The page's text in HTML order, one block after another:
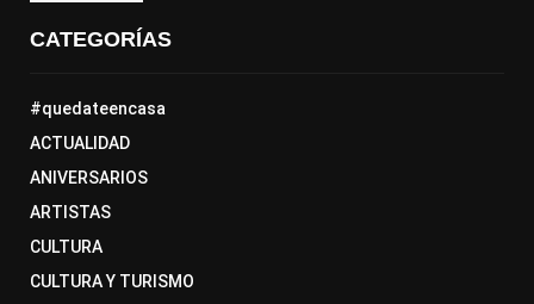
CATEGORÍAS
#quedateencasa
ACTUALIDAD
ANIVERSARIOS
ARTISTAS
CULTURA
CULTURA Y TURISMO